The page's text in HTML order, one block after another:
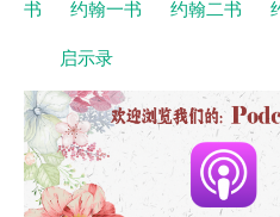
书
约翰一书 约翰二书
启示录